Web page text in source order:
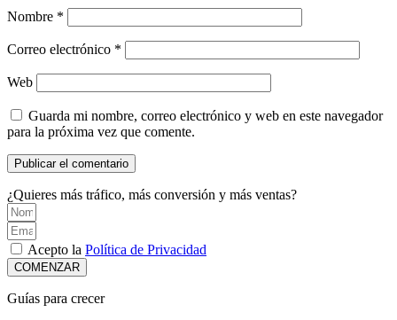
Nombre *
Correo electrónico *
Web
Guarda mi nombre, correo electrónico y web en este navegador
para la próxima vez que comente.
¿Quieres más tráfico, más conversión y más ventas?
Acepto la Política de Privacidad
COMENZAR
Guías para crecer